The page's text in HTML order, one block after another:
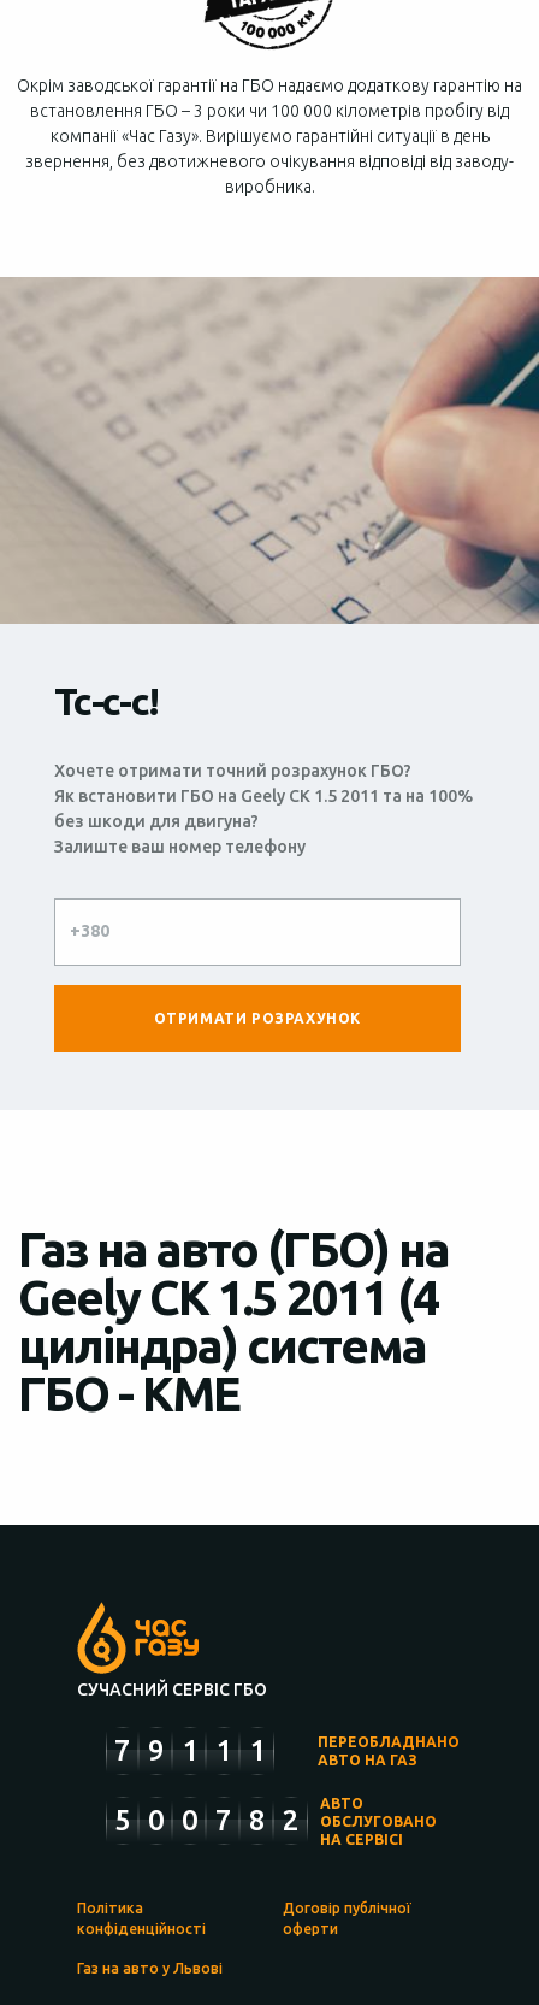
Окрім заводської гарантії на ГБО надаємо додаткову гарантію на
встановлення ГБО – 3 роки чи 100 000 кілометрів пробігу від
компанії «Час Газу». Вирішуємо гарантійні ситуації в день
звернення, без двотижневого очікування відповіді від заводу-
виробника.
Тс-с-с!
Хочете отримати точний розрахунок ГБО?
Як встановити ГБО на Geely CK 1.5 2011 та на 100%
без шкоди для двигуна?
Залиште ваш номер телефону
Газ на авто (ГБО) на
Geely CK 1.5 2011 (4
циліндра) система
ГБО - KME
СУЧАСНИЙ СЕРВІС ГБО
7 9 1 1 1
ПЕРЕОБЛАДНАНО
АВТО НА ГАЗ
5 0 0 7 8 2
АВТО
ОБСЛУГОВАНО
НА СЕРВІСІ
Політика
конфіденційності
Договір публічної
оферти
Газ на авто у Львові